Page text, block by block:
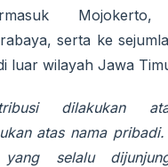
Mojokerto,
serta ke
luar wilayah Jawa
dilakukan
atas nama
selalu